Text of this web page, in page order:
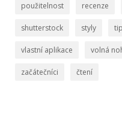
použitelnost recenze
shutterstock styly
vlastní aplikace volná
začátečníci čtení